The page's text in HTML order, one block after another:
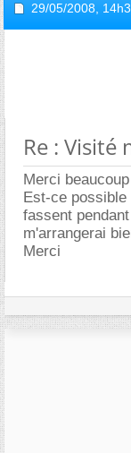
29/05/2008,
Re :
Merci
Est-ce
fassent
m'arrangerai
Merci